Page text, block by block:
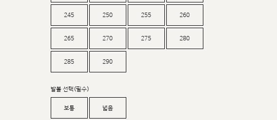
245 250 255 260
265 270 275 280
285 290
발볼 선택(필수)
보통 넓음